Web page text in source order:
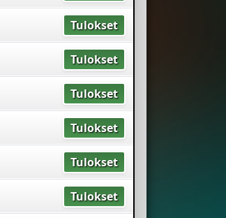
Tulokset
Tulokset
Tulokset
Tulokset
Tulokset
Tulokset